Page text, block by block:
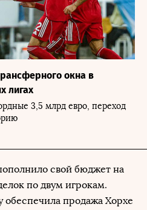
окна в
лигах
3,5 млрд евро, переход
свой бюджет на
по двум игрокам.
продажа Хорхе